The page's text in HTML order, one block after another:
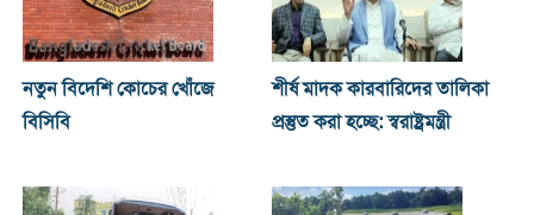
নতুন বিদেশি কোচের খোঁজে
বিসিবি
শীর্ষ মাদক কারবারিদের তালিকা
প্রস্তুত করা হচ্ছে: স্বরাষ্ট্রমন্ত্রী